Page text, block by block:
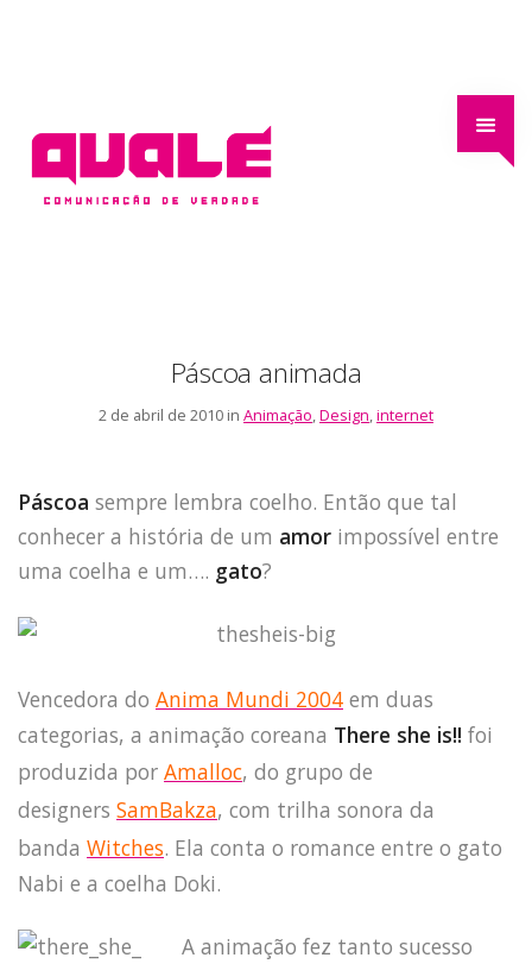
Páscoa animada
2 de abril de 2010 in Animação,Design,internet
Páscoa sempre lembra coelho. Então que tal
conhecer a história de um amor impossível entre
uma coelha e um…. gato?
Vencedora do Anima Mundi 2004 em duas
categorias, a animação coreana There she is!! foi
produzida por Amalloc, do grupo de
designers SamBakza, com trilha sonora da
banda Witches. Ela conta o romance entre o gato
Nabi e a coelha Doki.
A animação fez tanto sucesso